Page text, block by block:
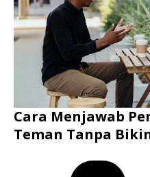
Cara Menjawab
Teman Tanpa